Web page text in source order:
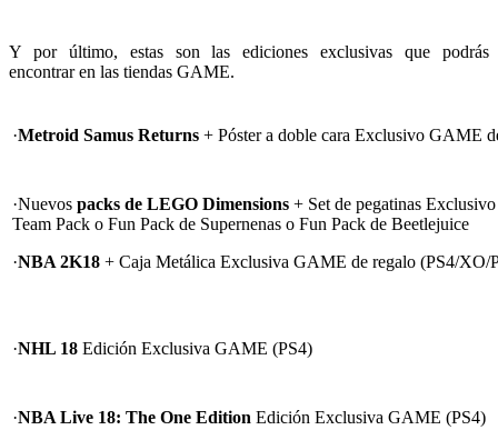
Y por último, estas son las ediciones exclusivas que podrás
encontrar en las tiendas GAME.
·Metroid Samus Returns + Póster a doble cara Exclusivo GAME
·Nuevos packs de LEGO Dimensions + Set de pegatinas
Team Pack o Fun Pack de Supernenas o Fun Pack de Beetlejuice
·NBA 2K18 + Caja Metálica Exclusiva GAME de regalo (PS4/XO/
·NHL 18 Edición Exclusiva GAME (PS4)
·NBA Live 18: The One Edition Edición Exclusiva GAME (PS4)